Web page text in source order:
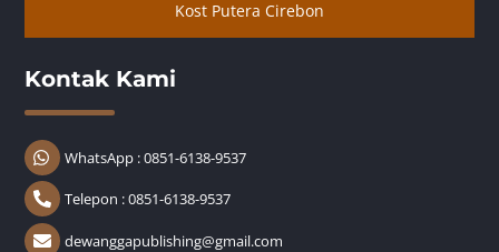
Kost Putera Cirebon
Kontak Kami
WhatsApp : 0851-6138-9537
Telepon : 0851-6138-9537
dewanggapublishing@gmail.com